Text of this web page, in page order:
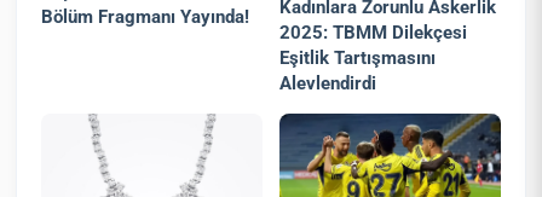
Bölüm Fragmanı Yayında!
Kadınlara Zorunlu Askerlik
2025: TBMM Dilekçesi
Eşitlik Tartışmasını
Alevlendirdi